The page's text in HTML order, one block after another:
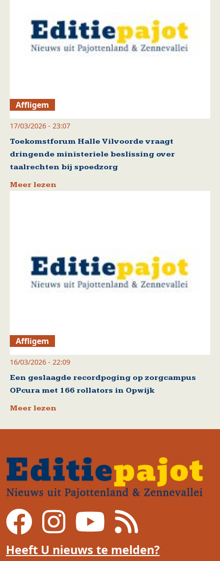
Affligem
17/03/2026 - 23:07
Toekomstforum Halle Vilvoorde vraagt
dringende ministeriele beslissing over
taalrechten bij spoedzorg
Meer lezen
Affligem
16/03/2026 - 22:09
Een geslaagde recordpoging op zorgcampus
OPcura met 166 rollators in Opwijk
Meer lezen
Heeft U nieuws te melden?